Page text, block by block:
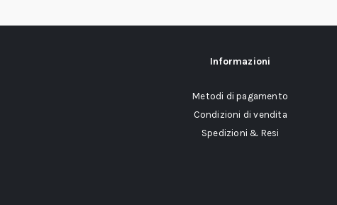
Informazioni
Metodi di pagamento
Condizioni di vendita
Spedizioni & Resi